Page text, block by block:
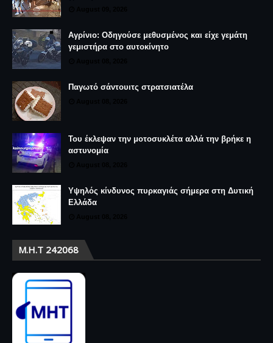
Αγρίνιο: Οδηγούσε μεθυσμένος και είχε γεμάτη
γεμιστήρα στο αυτοκίνητο
Παγωτό σάντουιτς στρατσιατέλα
Του έκλεψαν την μοτοσυκλέτα αλλά την βρήκε η
αστυνομία
Υψηλός κίνδυνος πυρκαγιάς σήμερα στη Δυτική
Ελλάδα
Μ.Η.Τ 242068